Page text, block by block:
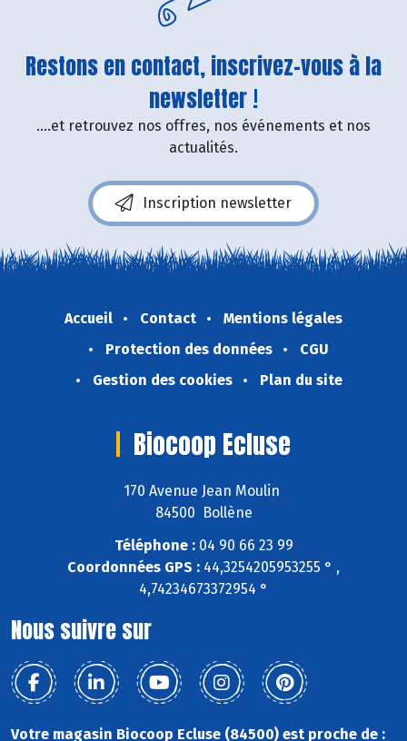
Restons en contact, inscrivez-vous à la
newsletter !
....et retrouvez nos offres, nos événements et nos
actualités.
Inscription newsletter
Accueil Contact
Mentions légales
Protection des données
CGU
Gestion des cookies
Plan du site
Biocoop Ecluse
170 Avenue Jean Moulin
84500 Bollène
Téléphone :04 90 66 23 99
Coordonnées GPS : 44,3254205953255 ° ,
4,74234673372954 °
Nous suivre sur
Votre magasin Biocoop Ecluse (84500) est proche de :